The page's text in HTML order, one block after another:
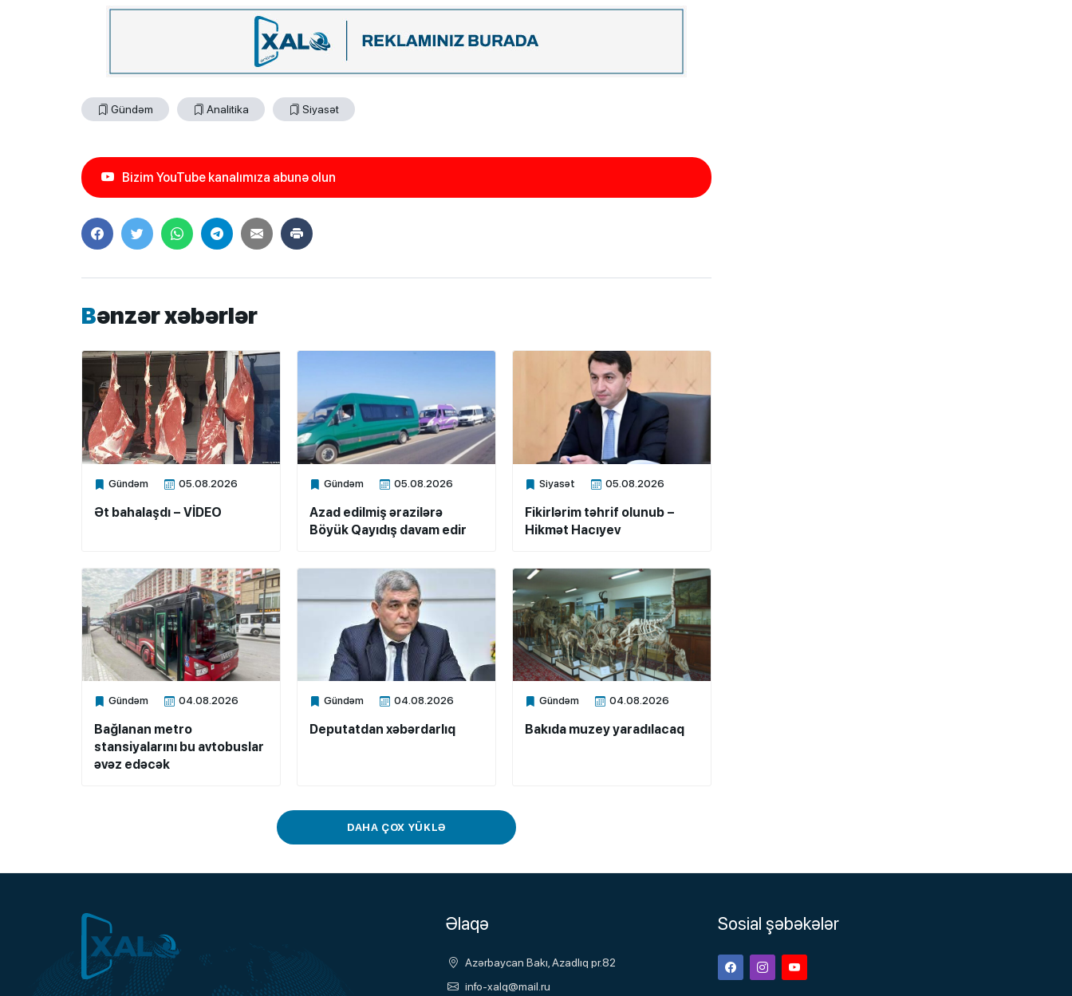
Gündəm Analitika Siyasət
Bizim YouTube kanalımıza abunə olun
Bənzər xəbərlər
Gündəm 05.08.2026
Xalq.Online
Ət bahalaşdı – VİDEO
Gündəm 05.08.2026
Xalq.Online
Azad edilmiş ərazilərə
Böyük Qayıdış davam edir
Siyasət 05.08.2026
Xalq.Online
Fikirlərim təhrif olunub –
Hikmət Hacıyev
Gündəm 04.08.2026
Xalq.Online
Bağlanan metro
stansiyalarını bu avtobuslar
əvəz edəcək
Gündəm 04.08.2026
Xalq.Online
Deputatdan xəbərdarlıq
Gündəm 04.08.2026
Xalq.Online
Bakıda muzey yaradılacaq
DAHA ÇOX YÜKLƏ
Əlaqə
Azərbaycan Bakı, Azadlıq pr.82
info-xalq@mail.ru
Sosial şəbəkələr
FacebookInstagramYoutube